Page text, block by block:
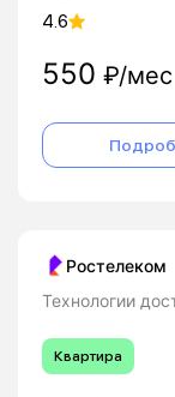
4.6
550 ₽/мес
Ростелеком
Технологии
Квартира